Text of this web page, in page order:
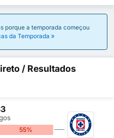
porque a temporada começou
da Temporada
/ Resultados
55%